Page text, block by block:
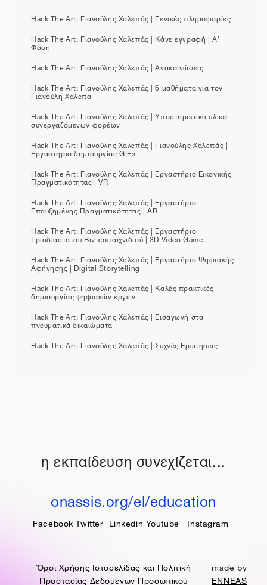
Hack The Art: Γιανούλης Χαλεπάς | Γενικές πληροφορίες
Hack The Art: Γιανούλης Χαλεπάς | Κάνε εγγραφή | Α'
Φάση
Hack The Art: Γιανούλης Χαλεπάς | Ανακοινώσεις
Hack The Art: Γιανούλης Χαλεπάς | 6 μαθήματα για τον
Γιανούλη Χαλεπά
Hack The Art: Γιανούλης Χαλεπάς | Υποστηρικτικό υλικό
συνεργαζόμενων φορέων
Hack The Art: Γιανούλης Χαλεπάς | Γιανούλης Χαλεπάς |
Εργαστήριο δημιουργίας GIFs
Hack The Art: Γιανούλης Χαλεπάς | Εργαστήριο Εικονικής
Πραγματικότητας | VR
Hack The Art: Γιανούλης Χαλεπάς | Εργαστήριο
Επαυξημένης Πραγματικότητας | AR
Hack The Art: Γιανούλης Χαλεπάς | Εργαστήριο
Τρισδιάστατου Βιντεοπαιχνιδιού | 3D Video Game
Hack The Art: Γιανούλης Χαλεπάς | Εργαστήριο Ψηφιακής
Αφήγησης | Digital Storytelling
Hack The Art: Γιανούλης Χαλεπάς | Καλές πρακτικές
δημιουργίας ψηφιακών έργων
Hack The Art: Γιανούλης Χαλεπάς | Εισαγωγή στα
πνευματικά δικαιώματα
Hack The Art: Γιανούλης Χαλεπάς | Συχνές Ερωτήσεις
η εκπαίδευση συνεχίζεται...
onassis.org/el/education
Facebook Twitter Linkedin Youtube Instagram
Όροι Χρήσης Ιστοσελίδας και Πολιτική
Προστασίας Δεδομένων Προσωπικού
made by
ENNEAS